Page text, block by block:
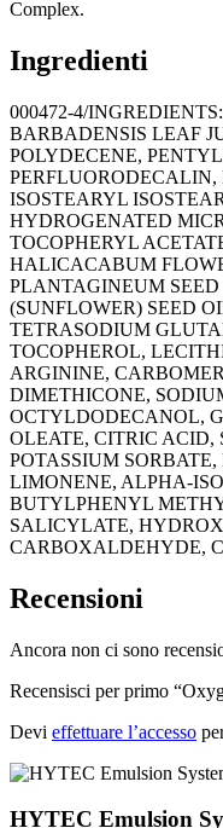
Complex.
Ingredienti
000472-4/
BARBADENSIS LEAF
POLYDECENE,
ISOSTEARYL
HYDROGENATED
TOCOPHERYL
HALICACABUM
PLANTAGINEUM
(SUNFLOWER) SEED
TETRASODIUM
TOCOPHEROL,
ARGININE,
DIMETHICONE,
OCTYLDODECANOL,
OLEATE, CITRIC
POTASSIUM
LIMONENE, ALPHA-
BUTYLPHENYL
SALICYLATE,
CARBOXALDEHYDE,
Recensioni
Ancora non ci sono
Recensisci per primo
Devi effettuare l’accesso
HYTEC Emulsion